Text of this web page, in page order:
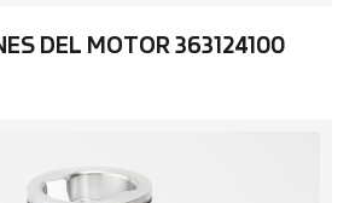
DEL MOTOR 363124100